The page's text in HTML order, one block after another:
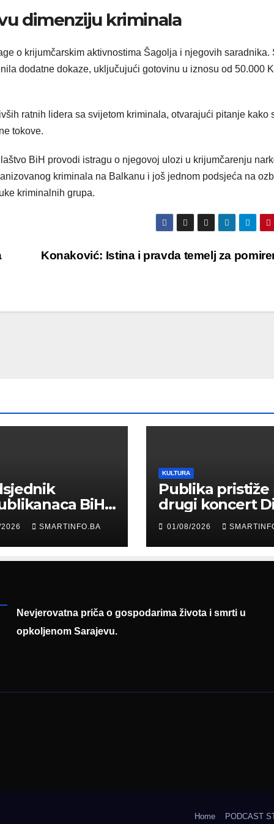
dimenziju kriminala
o krijumčarskim aktivnostima Šagolja i njegovih saradnika.
dodatne dokaze, uključujući gotovinu u iznosu od 50.000
ratnih lidera sa svijetom kriminala, otvarajući pitanje kako
tokove.
BiH provodi istragu o njegovoj ulozi u krijumčarenju
kriminala na Balkanu i još jednom podsjeća na
kriminalnih grupa.
Konaković: Istina i pravda temelj za
BiH
sajma
SMARTINFO.BA
KULTURA
Publika pristiže
drugi koncert
Merlina na
01/08/2026
Nevjerovatna priča o gospodarima života i smrti u
opkoljenom Sarajevu.
Home PODCAST